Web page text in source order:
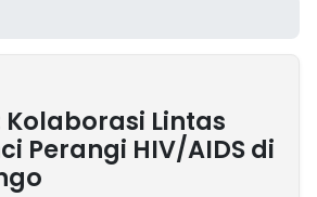
Kolaborasi Lintas
Perangi HIV/AIDS di